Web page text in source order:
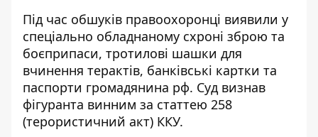
Під час обшуків правоохоронці виявили у
спеціально обладнаному схроні зброю та
боєприпаси, тротилові шашки для
вчинення терактів, банківські картки та
паспорти громадянина рф. Суд визнав
фігуранта винним за статтею 258
(терористичний акт) ККУ.